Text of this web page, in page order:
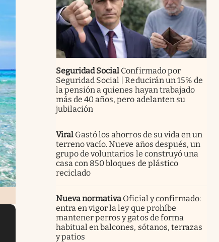
Seguridad Social Confirmado por
Seguridad Social | Reducirán un 15% de
la pensión a quienes hayan trabajado
más de 40 años, pero adelanten su
jubilación
Viral Gastó los ahorros de su vida en un
terreno vacío. Nueve años después, un
grupo de voluntarios le construyó una
casa con 850 bloques de plástico
reciclado
Nueva normativa Oficial y confirmado:
entra en vigor la ley que prohíbe
mantener perros y gatos de forma
habitual en balcones, sótanos, terrazas
y patios